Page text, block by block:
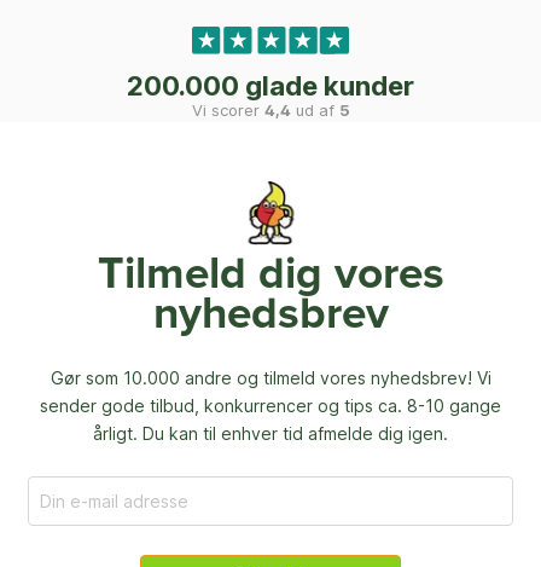
200.000 glade kunder
Vi scorer 4,4 ud af 5
Tilmeld dig vores
nyhedsbrev
Gør som 10.000 andre og tilmeld vores nyhedsbrev! Vi
sender gode tilbud, konkurrencer og tips ca. 8-10 gange
årligt. Du kan til enhver tid afmelde dig igen.